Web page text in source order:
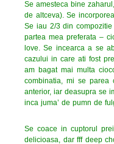
Se amesteca bine
de altceva). Se
Se iau 2/3 din
partea mea preferata –
love. Se incearca a se
cazului in care ati fost
am bagat mai multa
combinatia, mi se parea
anterior, iar deasupra se
inca juma’ de pumn de
Se coace in cuptorul
delicioasa, dar fff deep